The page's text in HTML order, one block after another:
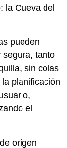
la Cueva del
pueden
segura, tanto
sin colas
planificación
el
origen